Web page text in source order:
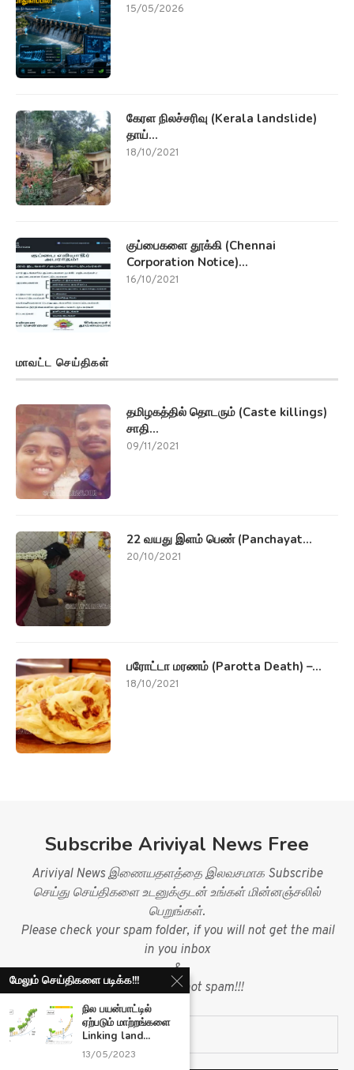
15/05/2026
கேரள நிலச்சரிவு (Kerala landslide)
தாய்...
18/10/2021
குப்பைகளை தூக்கி (Chennai
Corporation Notice)...
16/10/2021
மாவட்ட செய்திகள்
தமிழகத்தில் தொடரும் (Caste killings)
சாதி...
09/11/2021
22 வயது இளம் பெண் (Panchayat...
20/10/2021
பரோட்டா மரணம் (Parotta Death) –...
18/10/2021
Subscribe Ariviyal News Free
Ariviyal News இணையதளத்தை இலவசமாக Subscribe
செய்து செய்திகளை உடனுக்குடன் உங்கள் மின்னஞ்சலில்
பெறுங்கள்.
Please check your spam folder, if you will not get the mail
in you inbox
&
mark mail as not spam!!!
மேலும் செய்திகளை படிக்க!!!
நில பயன்பாட்டில்
ஏற்படும் மாற்றங்களை
Linking land...
13/05/2023